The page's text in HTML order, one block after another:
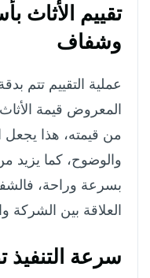
تقييم
وشفاف
عملية التقييم تتم
المعروض قيمة الأثاث
من قيمته، هذا يجعل
والوضوح، كما يزيد
بسرعة وراحة،
العلاقة بين الشركة
سرعة